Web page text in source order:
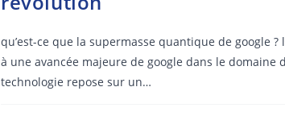
qu’est-ce que la supermasse quantique de google
à une avancée majeure de google dans le domaine
technologie repose sur un…